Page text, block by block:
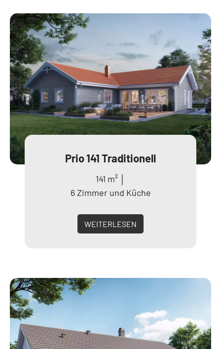
Prio 141 Traditionell
141 m² │
6 Zimmer und Küche
WEITERLESEN